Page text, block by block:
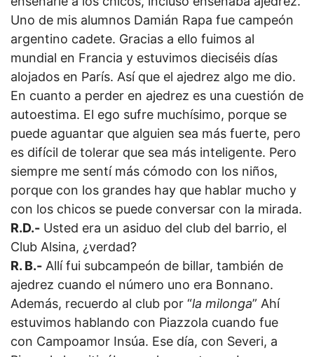
Uno de mis alumnos Damián Rapa fue campeón
argentino cadete. Gracias a ello fuimos al
mundial en Francia y estuvimos dieciséis días
alojados en París. Así que el ajedrez algo me dio.
En cuanto a perder en ajedrez es una cuestión de
autoestima. El ego sufre muchísimo, porque se
puede aguantar que alguien sea más fuerte, pero
es difícil de tolerar que sea más inteligente. Pero
siempre me sentí más cómodo con los niños,
porque con los grandes hay que hablar mucho y
con los chicos se puede conversar con la mirada.
R.D.- Usted era un asiduo del club del barrio, el
Club Alsina, ¿verdad?
R. B.- Allí fui subcampeón de billar, también de
ajedrez cuando el número uno era Bonnano.
Además, recuerdo al club por “la milonga” Ahí
estuvimos hablando con Piazzola cuando fue
con Campoamor Insúa. Ese día, con Severi, a